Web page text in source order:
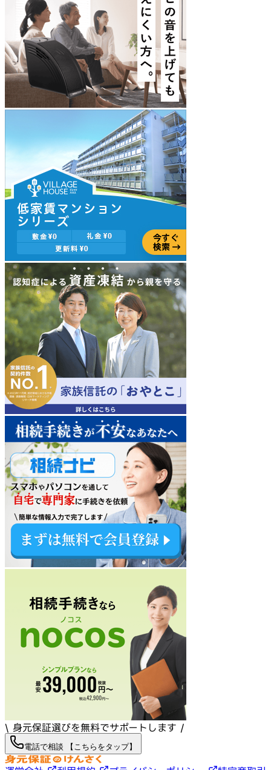
\ 身元保証選びを無料でサポートします /
電話で相談 【こちらをタップ】